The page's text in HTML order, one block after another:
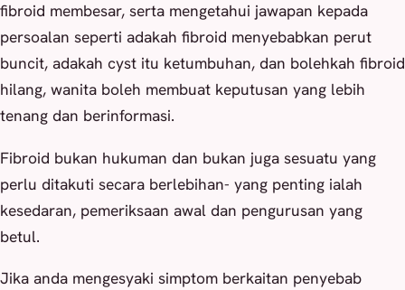
fibroid membesar, serta mengetahui jawapan kepada
persoalan seperti adakah fibroid menyebabkan perut
buncit, adakah cyst itu ketumbuhan, dan bolehkah fibroid
hilang, wanita boleh membuat keputusan yang lebih
tenang dan berinformasi.
Fibroid bukan hukuman dan bukan juga sesuatu yang
perlu ditakuti secara berlebihan- yang penting ialah
kesedaran, pemeriksaan awal dan pengurusan yang
betul.
Jika anda mengesyaki simptom berkaitan penyebab